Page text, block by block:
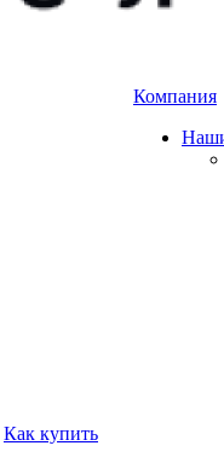
Как купить
Компания